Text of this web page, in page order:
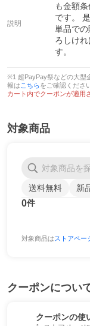
説明
も金額
です。
単品で
ろしけ
す。
※1 超PayPay祭などの大型
報は こちらをご確認くださ
カート内でクーポンが適用
対象商品
送料無料 新
0件
対象商品はストアペー
クーポンについ
クーポンの使